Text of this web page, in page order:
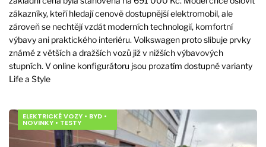
zákazníky, kteří hledají cenově dostupnější elektromobil, ale
zároveň se nechtějí vzdát moderních technologií, komfortní
výbavy ani praktického interiéru. Volkswagen proto slibuje prvky
známé z větších a dražších vozů již v nižších výbavových
stupních. V online konfigurátoru jsou prozatím dostupné varianty
Life a Style
ELEKTRICKÉ VOZY • BYD •
NOVINKY • TESTY